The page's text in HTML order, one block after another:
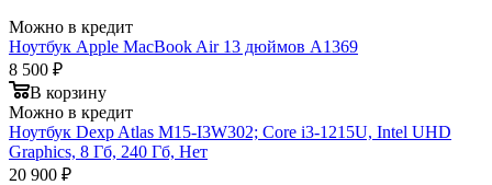
Можно в кредит
Ноутбук Apple MacBook Air 13 дюймов A1369
8 500 ₽
В корзину
Можно в кредит
Ноутбук Dexp Atlas M15-I3W302; Core i3-1215U, Intel UHD
Graphics, 8 Гб, 240 Гб, Нет
20 900 ₽